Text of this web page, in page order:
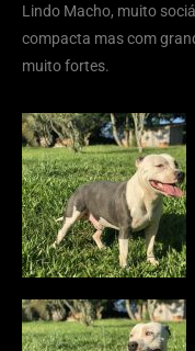
Lindo Macho, muito
compacta mas com
muito fortes.